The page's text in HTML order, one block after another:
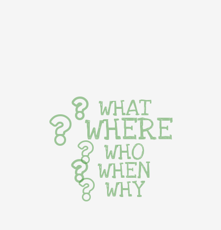
WHAT
WHERE
WHO
WHEN
WHY